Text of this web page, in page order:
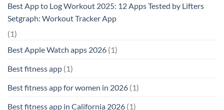
Best App to Log Workout 2025: 12 Apps Tested by Lifters
Setgraph: Workout Tracker App
(1)
Best Apple Watch apps 2026 (1)
Best fitness app (1)
Best fitness app for women in 2026 (1)
Best fitness app in California 2026 (1)